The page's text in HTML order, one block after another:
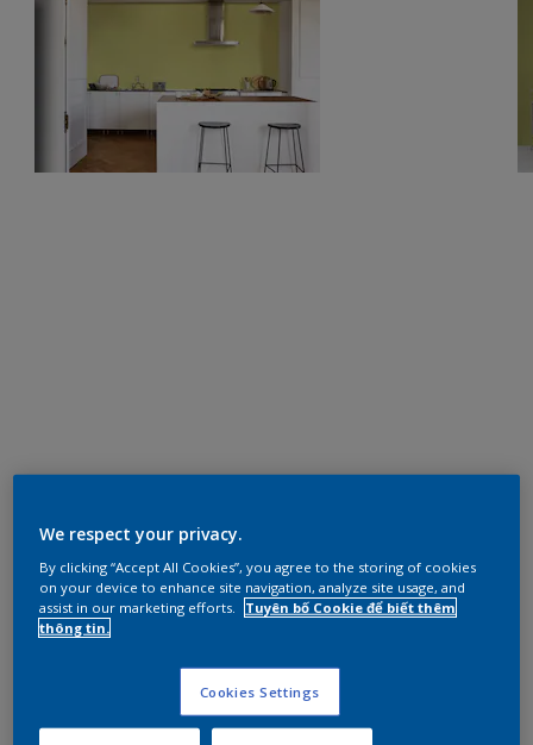
We respect your privacy.
By clicking “Accept All Cookies”, you agree to the storing of cookies
on your device to enhance site navigation, analyze site usage, and
assist in our marketing efforts.
Tuyên bố Cookie để biết thêm
thông tin.
Cookies Settings